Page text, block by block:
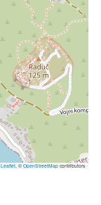
Leaflet , © OpenStreetMap contributors